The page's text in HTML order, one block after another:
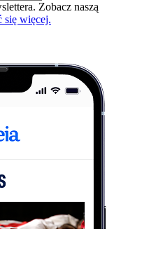
Zobacz naszą
się więcej.